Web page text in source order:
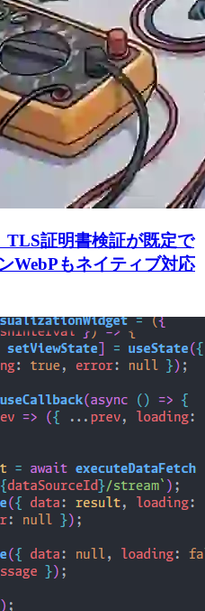
TLS証明書検証が既定で
WebPもネイティブ対応